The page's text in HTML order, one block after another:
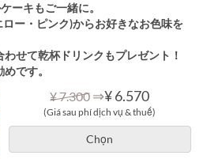
ーキもご一緒に。
ー・ピンク)からお好きなお色味を
せて乾杯ドリンクもプレゼント！
です。
¥ 7.300 ⇒¥ 6.570
(Giá sau phí dịch vụ & thuế)
Chọn